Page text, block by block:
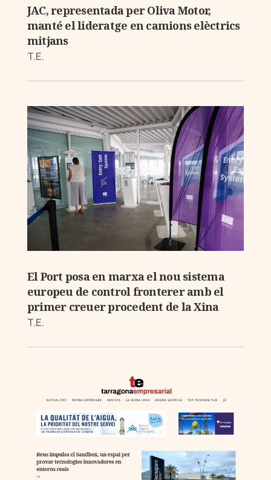
JAC, representada per Oliva Motor,
manté el lideratge en camions elèctrics
mitjans
T.E.
El Port posa en marxa el nou sistema
europeu de control fronterer amb el
primer creuer procedent de la Xina
T.E.